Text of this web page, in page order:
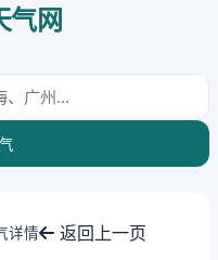
网
详情 返回上一页